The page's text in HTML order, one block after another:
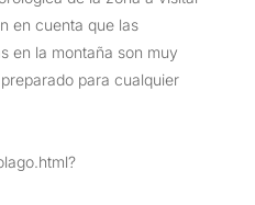
en cuenta que las
en la montaña son muy
para cualquier